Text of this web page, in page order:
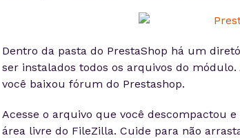
Dentro da pasta do PrestaShop há um
ser instalados todos os arquivos do
você baixou fórum do Prestashop.
Acesse o arquivo que você descompactou
área livre do FileZilla. Cuide para não